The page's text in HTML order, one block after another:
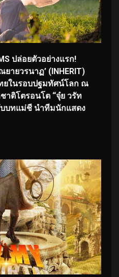
ปล่อยตัวอย่างแรก!
ายวรนาฏ’ (INHERIT)
ยในรอบปฐมทัศน์โลก ณ
าติโตรอนโต “จุ๋ย วรัท
บทแม่ชี นำทีมนักแสดง